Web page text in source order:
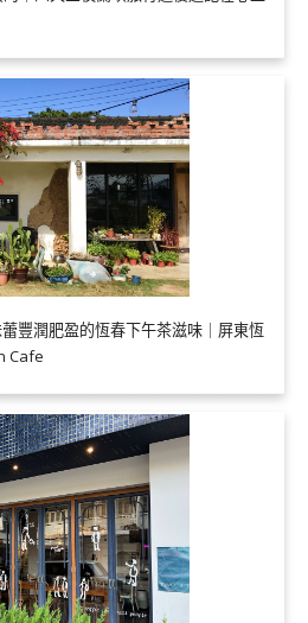
豐潤肥盈的恆春下午茶滋味｜屏東恆
Cafe